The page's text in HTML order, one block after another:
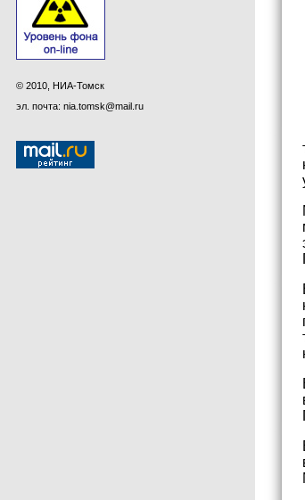
© 2010, НИА-Томск
эл. почта: nia.tomsk@mail.ru